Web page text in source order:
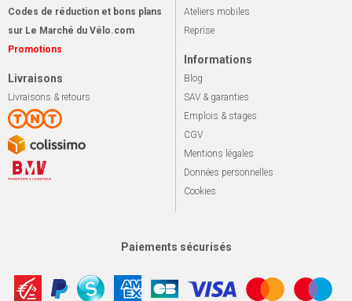
Codes de réduction et bons plans
sur Le Marché du Vélo.com
Promotions
Livraisons
Livraisons & retours
Ateliers mobiles
Reprise
Informations
Blog
SAV & garanties
Emplois & stages
CGV
Mentions légales
Données personnelles
Cookies
Paiements sécurisés